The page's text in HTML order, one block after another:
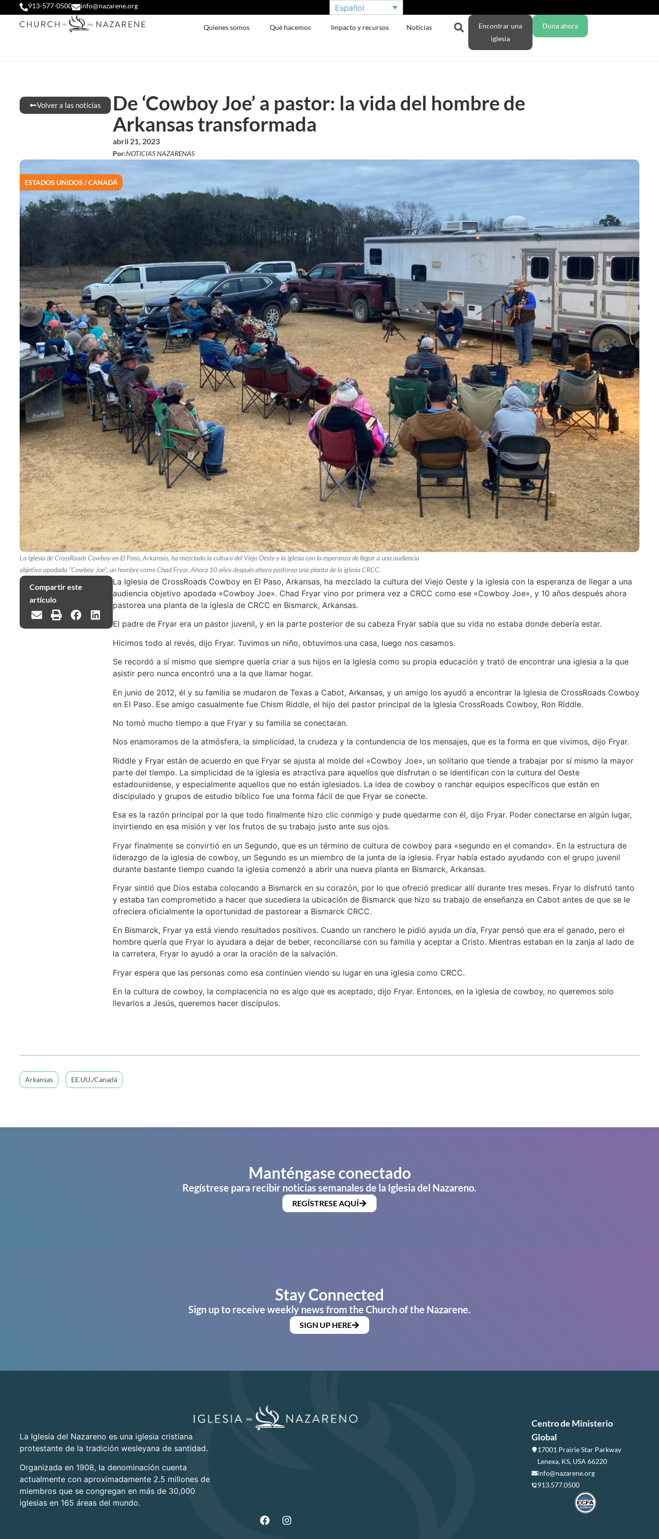
913-577-0500 info@nazarene.org Español
Quienes somos Qué hacemos Impacto y recursos Noticias
Encontrar una
iglesia
Dona ahora
Volver a las noticias
De ‘Cowboy Joe’ a pastor: la vida del hombre de
Arkansas transformada
abril 21, 2023
Por:NOTICIAS NAZARENAS
ESTADOS UNIDOS / CANADÁ
La Iglesia de CrossRoads Cowboy en El Paso, Arkansas, ha mezclado la cultura del Viejo Oeste y la iglesia con la esperanza de llegar a una audiencia
objetivo apodada "Cowboy Joe", un hombre como Chad Fryar. Ahora 10 años después ahora pastorea una planta de la iglesia CRCC.
Compartir este
artículo
La Iglesia de CrossRoads Cowboy en El Paso, Arkansas, ha mezclado la cultura del Viejo Oeste y la iglesia con la esperanza de llegar a una
audiencia objetivo apodada «Cowboy Joe». Chad Fryar vino por primera vez a CRCC como ese «Cowboy Joe», y 10 años después ahora
pastorea una planta de la iglesia de CRCC en Bismarck, Arkansas.
El padre de Fryar era un pastor juvenil, y en la parte posterior de su cabeza Fryar sabía que su vida no estaba donde debería estar.
Hicimos todo al revés, dijo Fryar. Tuvimos un niño, obtuvimos una casa, luego nos casamos.
Se recordó a sí mismo que siempre quería criar a sus hijos en la Iglesia como su propia educación y trató de encontrar una iglesia a la que
asistir pero nunca encontró una a la que llamar hogar.
En junio de 2012, él y su familia se mudaron de Texas a Cabot, Arkansas, y un amigo los ayudó a encontrar la Iglesia de CrossRoads Cowboy
en El Paso. Ese amigo casualmente fue Chism Riddle, el hijo del pastor principal de la Iglesia CrossRoads Cowboy, Ron Riddle.
No tomó mucho tiempo a que Fryar y su familia se conectaran.
Nos enamoramos de la atmósfera, la simplicidad, la crudeza y la contundencia de los mensajes, que es la forma en que vivimos, dijo Fryar.
Riddle y Fryar están de acuerdo en que Fryar se ajusta al molde del «Cowboy Joe», un solitario que tiende a trabajar por sí mismo la mayor
parte del tiempo. La simplicidad de la iglesia es atractiva para aquellos que disfrutan o se identifican con la cultura del Oeste
estadounidense, y especialmente aquellos que no están iglesiados. La idea de cowboy o ranchar equipos específicos que están en
discipulado y grupos de estudio bíblico fue una forma fácil de que Fryar se conecte.
Esa es la razón principal por la que todo finalmente hizo clic conmigo y pude quedarme con él, dijo Fryar. Poder conectarse en algún lugar,
invirtiendo en esa misión y ver los frutos de su trabajo justo ante sus ojos.
Fryar finalmente se convirtió en un Segundo, que es un término de cultura de cowboy para «segundo en el comando». En la estructura de
liderazgo de la iglesia de cowboy, un Segundo es un miembro de la junta de la iglesia. Fryar había estado ayudando con el grupo juvenil
durante bastante tiempo cuando la iglesia comenzó a abrir una nueva planta en Bismarck, Arkansas.
Fryar sintió que Dios estaba colocando a Bismarck en su corazón, por lo que ofreció predicar allí durante tres meses. Fryar lo disfrutó tanto
y estaba tan comprometido a hacer que sucediera la ubicación de Bismarck que hizo su trabajo de enseñanza en Cabot antes de que se le
ofreciera oficialmente la oportunidad de pastorear a Bismarck CRCC.
En Bismarck, Fryar ya está viendo resultados positivos. Cuando un ranchero le pidió ayuda un día, Fryar pensó que era el ganado, pero el
hombre quería que Fryar lo ayudara a dejar de beber, reconciliarse con su familia y aceptar a Cristo. Mientras estaban en la zanja al lado de
la carretera, Fryar lo ayudó a orar la oración de la salvación.
Fryar espera que las personas como esa continúen viendo su lugar en una iglesia como CRCC.
En la cultura de cowboy, la complacencia no es algo que es aceptado, dijo Fryar. Entonces, en la iglesia de cowboy, no queremos solo
llevarlos a Jesús, queremos hacer discípulos.
Arkansas EE.UU./Canadá
Manténgase conectado
Regístrese para recibir noticias semanales de la Iglesia del Nazareno.
REGÍSTRESE AQUÍ
Stay Connected
Sign up to receive weekly news from the Church of the Nazarene.
SIGN UP HERE
La Iglesia del Nazareno es una iglesia cristiana
protestante de la tradición wesleyana de santidad.
Organizada en 1908, la denominación cuenta
actualmente con aproximadamente 2.5 millones de
miembros que se congregan en más de 30,000
iglesias en 165 áreas del mundo.
Centro de Ministerio
Global
17001 Prairie Star Parkway
Lenexa, KS, USA 66220
info@nazarene.org
913.577.0500